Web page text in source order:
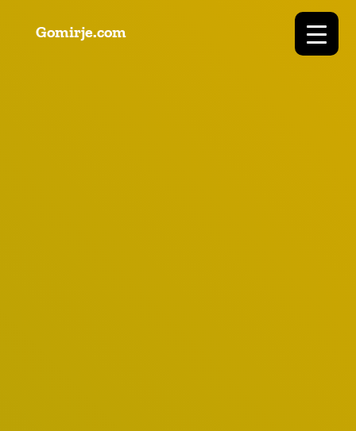
Gomirje.com